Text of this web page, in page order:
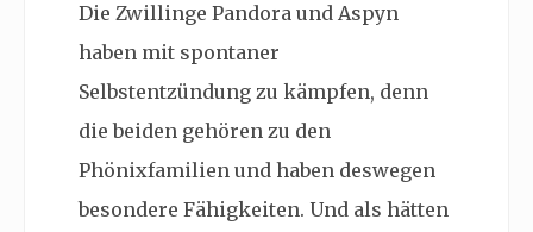
Die Zwillinge Pandora und Aspyn
haben mit spontaner
Selbstentzündung zu kämpfen, denn
die beiden gehören zu den
Phönixfamilien und haben deswegen
besondere Fähigkeiten. Und als hätten